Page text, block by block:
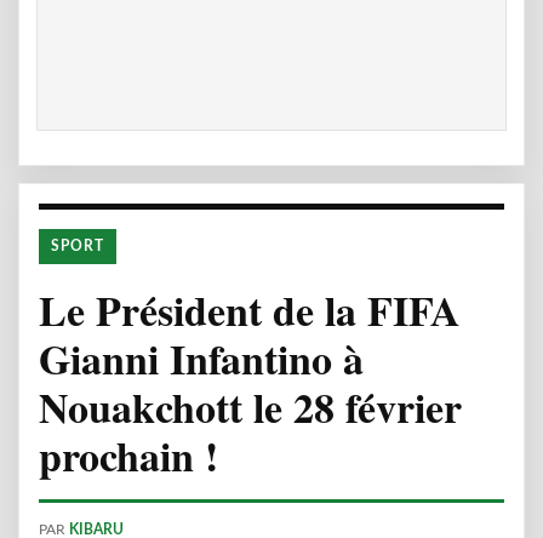
SPORT
Le Président de la FIFA
Gianni Infantino à
Nouakchott le 28 février
prochain !
PAR KIBARU